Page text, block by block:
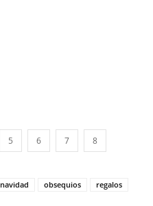
5 6 7 8
navidad obsequios regalos